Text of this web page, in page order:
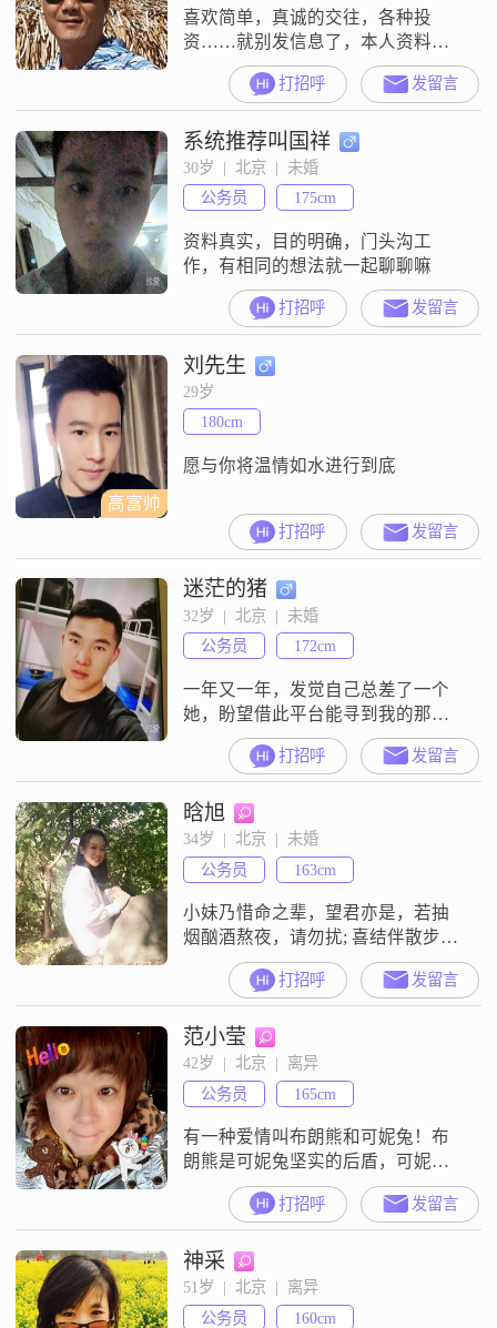
乐观积极，
喜欢简单，真诚的交往，各种投
资……就别发信息了，本人资料真
实，照片是近照
打招呼 发留言
系统推荐叫国祥
30岁  |  北京  |  未婚
公务员
175cm
资料真实，目的明确，门头沟工
作，有相同的想法就一起聊聊嘛
打招呼 发留言
高富帅
刘先生
29岁
180cm
愿与你将温情如水进行到底
打招呼 发留言
迷茫的猪
32岁  |  北京  |  未婚
公务员
172cm
一年又一年，发觉自己总差了一个
她，盼望借此平台能寻到我的那个
她。假如让我在这里遇见她，会不
会是个奇迹呢，曾经很多次幻想过
将来另一半的样子，模糊而亲切，
寻寻至今，我才相信，爱情终究是
缘分，茫茫人海两个人相识相知相
爱，本身就是一种幸运，你会是我
的幸运吗？
打招呼 发留言
晗旭
34岁  |  北京  |  未婚
公务员
163cm
小妹乃惜命之辈，望君亦是，若抽
烟酗酒熬夜，请勿扰; 喜结伴散步骑
行打球，可相约。愿和一人既能柴
米油盐酱醋茶，又能谈古今中外,看
世界之大，探科技之妙。皮囊与灵
魂，物质与精神，见仁见智，综合
考虑。吾谨慎认真，诚望君相类。
生活中说话没这么有意境，不过想
表达的内容是这些，希望你能看懂
哟～客观的我：92年、硕士、公务
员、京户、独
打招呼 发留言
范小莹
42岁  |  北京  |  离异
公务员
165cm
有一种爱情叫布朗熊和可妮兔！布
朗熊是可妮兔坚实的后盾，可妮兔
是布朗熊的小活宝！
打招呼 发留言
神采
51岁  |  北京  |  离异
公务员
160cm